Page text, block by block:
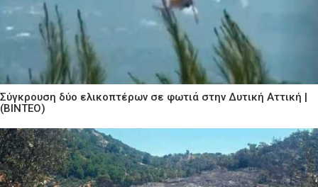
Σύγκρουση δύο ελικοπτέρων σε φωτιά στην Δυτική Αττική |
(ΒΙΝΤΕΟ)